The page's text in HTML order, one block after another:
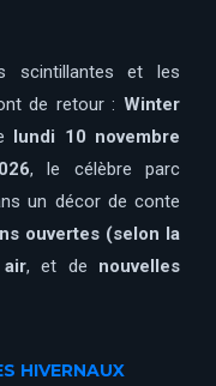
scintillantes et les
de retour : Winter
lundi 10 novembre
, le célèbre parc
un décor de conte
ouvertes (selon la
, et de nouvelles
HIVERNAUX